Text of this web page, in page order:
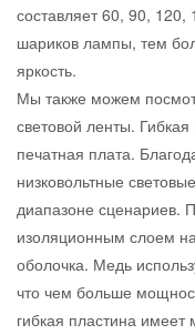
составляет 60, 90,
шариков лампы, тем
яркость.
Мы также можем
световой ленты.
печатная плата.
низковольтные
диапазоне сценариев.
изоляционным слоем
оболочка. Медь
что чем больше
гибкая пластина имеет